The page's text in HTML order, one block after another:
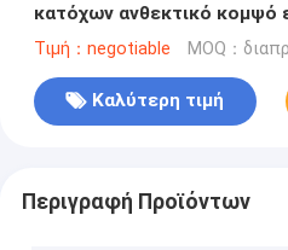
κατόχων ανθεκτικό κομψό
στον τοίχο
Τιμή：negotiable MOQ：
Καλύτερη τιμή
Περιγραφή Προϊόντων